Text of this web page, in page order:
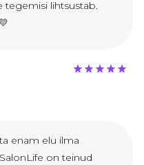
tegemisi lihtsustab.
enam elu ilma
on teinud